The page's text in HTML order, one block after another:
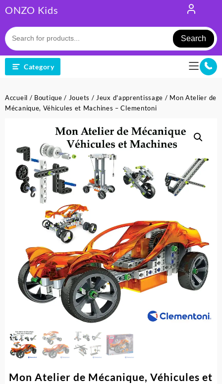
to
content
ONZO Kids
Search
Category
Accueil / Boutique / Jouets / Jeux d'apprentissage / Mon Atelier de
Mécanique, Véhicules et Machines – Clementoni
Mon Atelier de Mécanique, Véhicules et